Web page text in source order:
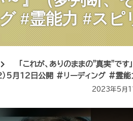
#霊能力 #スピ
chevron_right
「これが、ありのままの"真実"です
２）5月12日公開 #リーディング #霊
2023年5月